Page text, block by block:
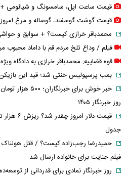
قیمت ساعت اپل، سامسونگ و شیائومی
قیمت گوشت گوسفند، گوساله و مرغ امروز
محمدباقر خرازی کیست؟ + سوابق و
فیلم / وداع تلخ مردم قم با داماد محبوب
قوه قضاییه: محمدباقر خرازی به دادگاه
بمب پرسپولیس خنثی شد؛ قید این بازیکن
روز خبرنگار ۱۴۰۵
جدول
حمیدرضا رجب‌زاده کیست؟ / قتل
فیلم جنایت برای خانواده ارسال شد
روز خبرنگار نمادی برای قدردانی از